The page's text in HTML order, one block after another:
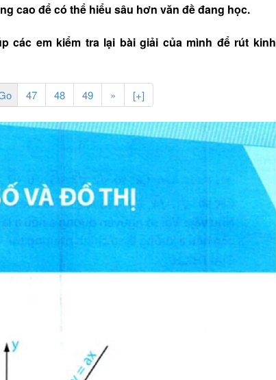
cao để có thể hiểu sâu hơn văn đề đang học.
các em kiểm tra lại bài giải của mình để rút kinh
47 48 49 » [+]